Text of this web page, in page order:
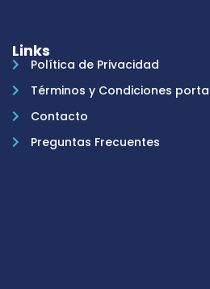
Links
Política de Privacidad
Términos y Condiciones
Contacto
Preguntas Frecuentes